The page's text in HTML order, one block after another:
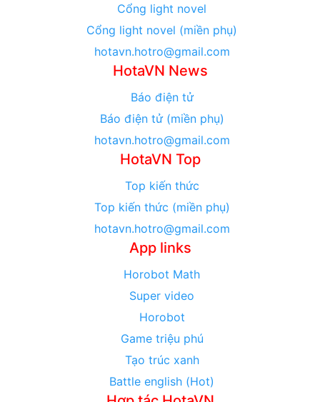
Cổng light novel
Cổng light novel (miền phụ)
hotavn.hotro@gmail.com
HotaVN News
Báo điện tử
Báo điện tử (miền phụ)
hotavn.hotro@gmail.com
HotaVN Top
Top kiến thức
Top kiến thức (miền phụ)
hotavn.hotro@gmail.com
App links
Horobot Math
Super video
Horobot
Game triệu phú
Tạo trúc xanh
Battle english (Hot)